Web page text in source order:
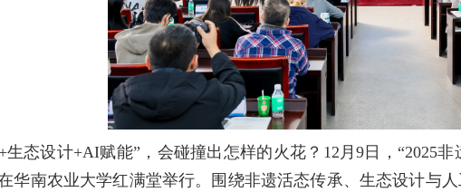
生态设计+AI赋能”，会碰撞出怎样的火花？12月9日，“2025
华南农业大学红满堂举行。围绕非遗活态传承、生态设计与